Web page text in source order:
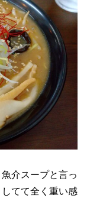
介スープと言っ
てて全く重い感